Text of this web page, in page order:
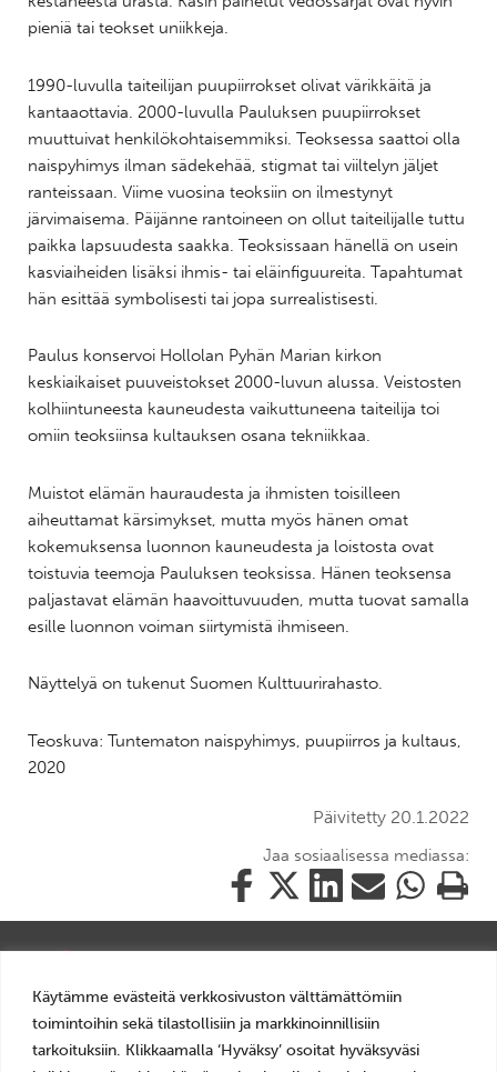
Käytämme evästeitä verkkosivuston välttämättömiin
toimintoihin sekä tilastollisiin ja markkinoinnillisiin
tarkoituksiin. Klikkaamalla ‘Hyväksy’ osoitat hyväksyväsi
pieniä tai teokset uniikkeja.
1990-luvulla taiteilijan puupiirrokset olivat värikkäitä ja
kantaaottavia. 2000-luvulla Pauluksen puupiirrokset
muuttuivat henkilökohtaisemmiksi. Teoksessa saattoi olla
naispyhimys ilman sädekehää, stigmat tai viiltelyn jäljet
ranteissaan. Viime vuosina teoksiin on ilmestynyt
järvimaisema. Päijänne rantoineen on ollut taiteilijalle tuttu
paikka lapsuudesta saakka. Teoksissaan hänellä on usein
kasviaiheiden lisäksi ihmis- tai eläinfiguureita. Tapahtumat
hän esittää symbolisesti tai jopa surrealistisesti.
Paulus konservoi Hollolan Pyhän Marian kirkon
keskiaikaiset puuveistokset 2000-luvun alussa. Veistosten
kolhiintuneesta kauneudesta vaikuttuneena taiteilija toi
omiin teoksiinsa kultauksen osana tekniikkaa.
Muistot elämän hauraudesta ja ihmisten toisilleen
aiheuttamat kärsimykset, mutta myös hänen omat
kokemuksensa luonnon kauneudesta ja loistosta ovat
toistuvia teemoja Pauluksen teoksissa. Hänen teoksensa
paljastavat elämän haavoittuvuuden, mutta tuovat samalla
esille luonnon voiman siirtymistä ihmiseen.
Näyttelyä on tukenut Suomen Kulttuurirahasto.
Teoskuva: Tuntematon naispyhimys, puupiirros ja kultaus,
2020
Päivitetty 20.1.2022
Jaa sosiaalisessa mediassa:
Jaa
tämä
Jaa
Jaa
tämä
Jaa
Jaa
Tulosta
Mariankatu 14, 24240 Salo